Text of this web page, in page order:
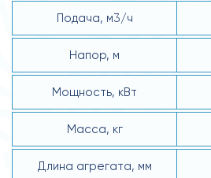
Подача, м3/ч
Напор, м
Мощность, кВт
Масса, кг
Длина агрегата, мм